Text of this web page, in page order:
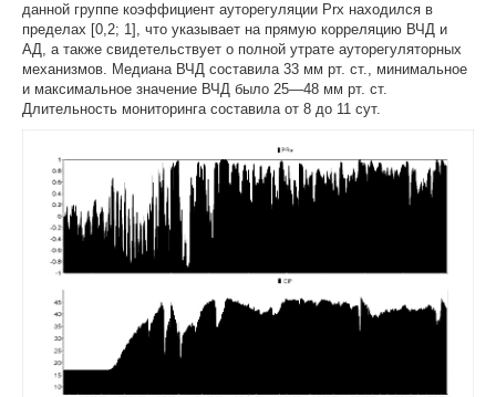
данной группе коэффициент ауторегуляции Prx находился в
пределах [0,2; 1], что указывает на прямую корреляцию ВЧД и
АД, а также свидетельствует о полной утрате ауторегуляторных
механизмов. Медиана ВЧД составила 33 мм рт. ст., минимальное
и максимальное значение ВЧД было 25—48 мм рт. ст.
Длительность мониторинга составила от 8 до 11 сут.